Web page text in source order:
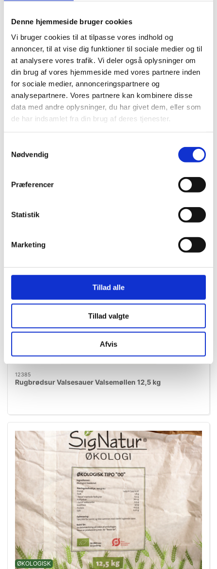
Denne hjemmeside bruger cookies
Vi bruger cookies til at tilpasse vores indhold og
annoncer, til at vise dig funktioner til sociale medier og til
at analysere vores trafik. Vi deler også oplysninger om
din brug af vores hjemmeside med vores partnere inden
for sociale medier, annonceringspartnere og
analysepartnere. Vores partnere kan kombinere disse
data med andre oplysninger, du har givet dem, eller som
de har indsamlet fra din brug af deres tjenester.
Nødvendig
Præferencer
Statistik
Marketing
Tillad alle
Tillad valgte
Afvis
12385
Rugbrødsur Valsesauer Valsemøllen 12,5 kg
ØKOLOGISK